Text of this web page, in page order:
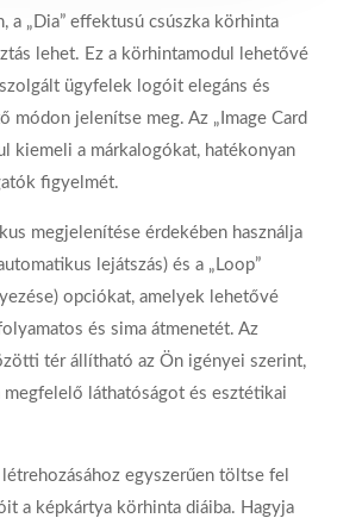
a „Dia” effektusú csúszka körhinta
lehet. Ez a körhintamodul lehetővé
ügyfelek logóit elegáns és
módon jelenítse meg. Az „Image Card
kiemeli a márkalogókat, hatékonyan
figyelmét.
megjelenítése érdekében használja
lejátszás) és a „Loop”
opciókat, amelyek lehetővé
és sima átmenetét. Az
tér állítható az Ön igényei szerint,
láthatóságot és esztétikai
egyszerűen töltse fel
a képkártya körhinta diáiba. Hagyja